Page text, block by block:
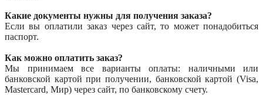
Какие документы нужны для получения заказа?
Если вы оплатили заказ через сайт, то может понадобиться
паспорт.
Как можно оплатить заказ?
Мы принимаем все варианты оплаты: наличными или
банковской картой при получении, банковской картой (Visa,
Mastercard, Мир) через сайт, по банковскому счету.